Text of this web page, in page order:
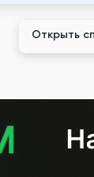
Открыть